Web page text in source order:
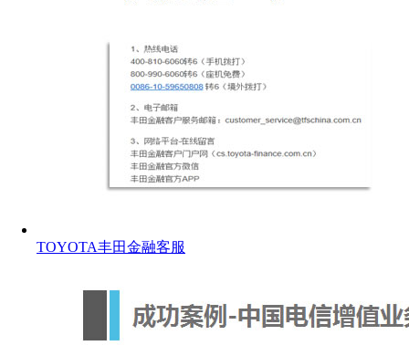
TOYOTA丰田金融客服